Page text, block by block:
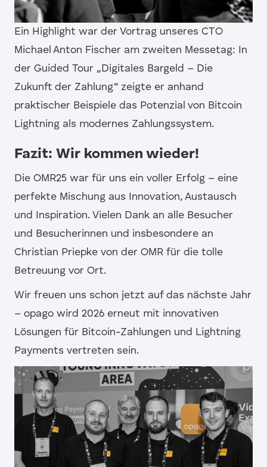
Ein Highlight war der Vortrag unseres CTO
Michael Anton Fischer am zweiten Messetag: In
der Guided Tour „Digitales Bargeld – Die
Zukunft der Zahlung“ zeigte er anhand
praktischer Beispiele das Potenzial von Bitcoin
Lightning als modernes Zahlungssystem.
Fazit: Wir kommen wieder!
Die OMR25 war für uns ein voller Erfolg – eine
perfekte Mischung aus Innovation, Austausch
und Inspiration. Vielen Dank an alle Besucher
und Besucherinnen und insbesondere an
Christian Priepke von der OMR für die tolle
Betreuung vor Ort.
Wir freuen uns schon jetzt auf das nächste Jahr
– opago wird 2026 erneut mit innovativen
Lösungen für Bitcoin-Zahlungen und Lightning
Payments vertreten sein.